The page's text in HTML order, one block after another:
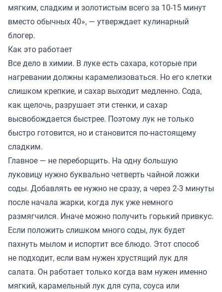
мягким, сладким и золотистым всего за 10-15 минут
вместо обычных 40», — утверждает кулинарный
блогер.
Как это работает
Все дело в химии. В луке есть сахара, которые при
нагревании должны карамелизоваться. Но его клетки
слишком крепкие, и сахар выходит медленно. Сода,
как щелочь, разрушает эти стенки, и сахар
высвобождается быстрее. Поэтому лук не только
быстро готовится, но и становится по-настоящему
сладким.
Главное — не переборщить. На одну большую
луковицу нужно буквально четверть чайной ложки
соды. Добавлять ее нужно не сразу, а через 2-3 минуты
после начала жарки, когда лук уже немного
размягчился. Иначе можно получить горький привкус.
Если положить слишком много соды, лук будет
пахнуть мылом и испортит все блюдо. Этот способ
не подходит, если вам нужен хрустящий лук для
салата. Он работает только когда вам нужен именно
мягкий, карамельный лук для супа, соуса или